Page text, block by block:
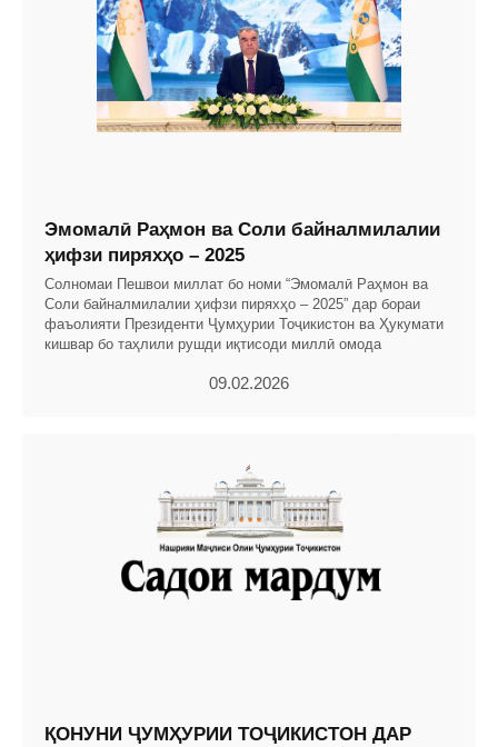
Эмомалӣ Раҳмон ва Соли байналмилалии
ҳифзи пиряхҳо – 2025
Солномаи Пешвои миллат бо номи “Эмомалӣ Раҳмон ва
Соли байналмилалии ҳифзи пиряхҳо – 2025” дар бораи
фаъолияти Президенти Ҷумҳурии Тоҷикистон ва Ҳукумати
кишвар бо таҳлили рушди иқтисоди миллӣ омода
09.02.2026
ҚОНУНИ ҶУМҲУРИИ ТОҶИКИСТОН ДАР